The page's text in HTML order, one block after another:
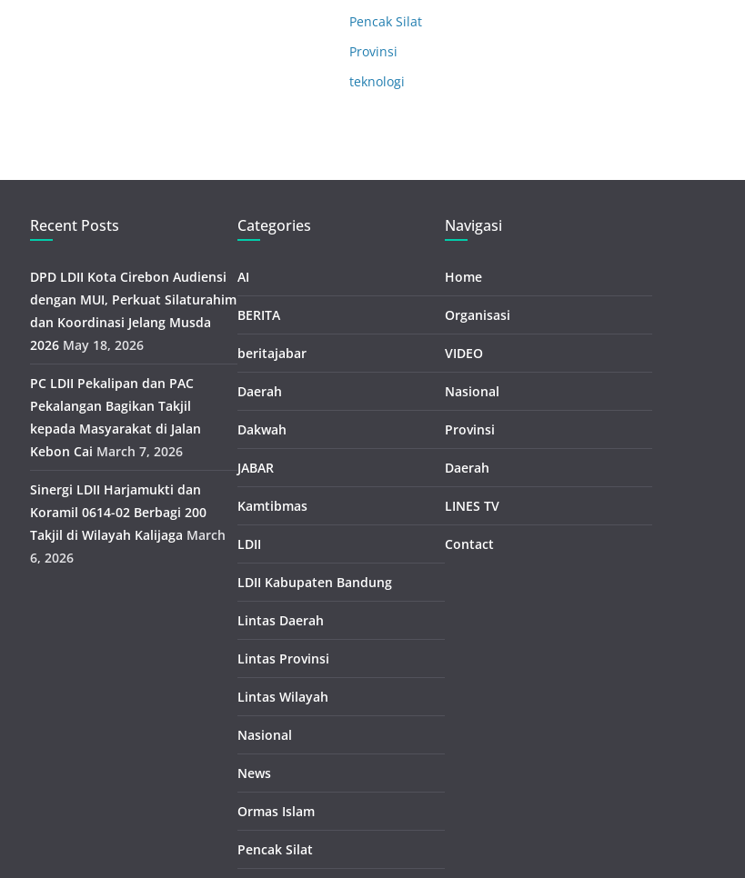
Pencak Silat
Provinsi
teknologi
Recent Posts
DPD LDII Kota Cirebon Audiensi
dengan MUI, Perkuat Silaturahim
dan Koordinasi Jelang Musda
2026 May 18, 2026
PC LDII Pekalipan dan PAC
Pekalangan Bagikan Takjil
kepada Masyarakat di Jalan
Kebon Cai March 7, 2026
Sinergi LDII Harjamukti dan
Koramil 0614-02 Berbagi 200
Takjil di Wilayah Kalijaga March
6, 2026
Categories
AI
BERITA
beritajabar
Daerah
Dakwah
JABAR
Kamtibmas
LDII
LDII Kabupaten Bandung
Lintas Daerah
Lintas Provinsi
Lintas Wilayah
Nasional
News
Ormas Islam
Pencak Silat
Navigasi
Home
Organisasi
VIDEO
Nasional
Provinsi
Daerah
LINES TV
Contact